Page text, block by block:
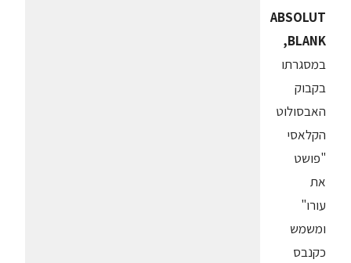
ABSOLUT
BLANK,
במסגרתו
בקבוק
האבסולוט
הקלאסי
"פושט
את
עורו"
ומשמש
כקנבס